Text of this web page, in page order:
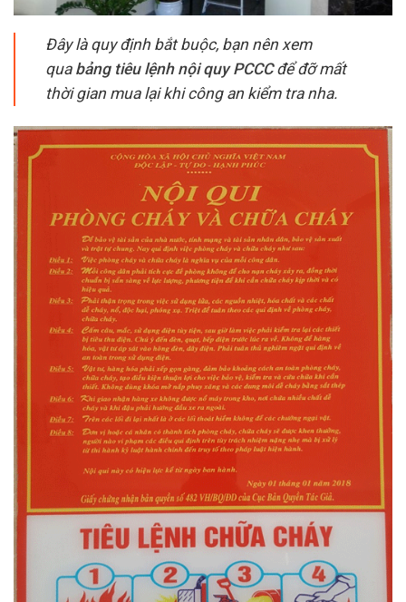
Đây là quy định bắt buộc, bạn nên xem
qua bảng tiêu lệnh nội quy PCCCđể đỡ mất
thời gian mua lại khi công an kiểm tra nha.